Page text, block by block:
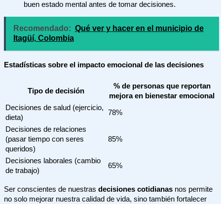
buen estado mental antes de tomar decisiones.
Recomendado: Qué ver y hacer en el municipio de
Itagüí, Colombia
Estadísticas sobre el impacto emocional de las decisiones
Tipo de decisión
% de personas que reportan
mejora en bienestar emocional
Decisiones de salud (ejercicio,
dieta)
78%
Decisiones de relaciones
(pasar tiempo con seres
queridos)
85%
Decisiones laborales (cambio
de trabajo)
65%
Ser conscientes de nuestras decisiones cotidianas nos permite
no solo mejorar nuestra calidad de vida, sino también fortalecer